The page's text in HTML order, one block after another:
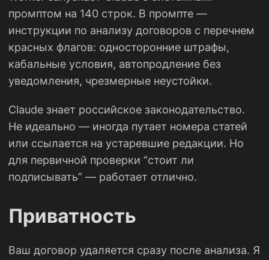
промптом на 140 строк. В промпте —
инструкции по анализу договоров с перечнем
красных флагов: односторонние штрафы,
кабальные условия, автопродление без
уведомления, чрезмерные неустойки.
Claude знает российское законодательство.
Не идеально — иногда путает номера статей
или ссылается на устаревшие редакции. Но
для первичной проверки “стоит ли
подписывать” — работает отлично.
Приватность
Ваш договор удаляется сразу после анализа. Я